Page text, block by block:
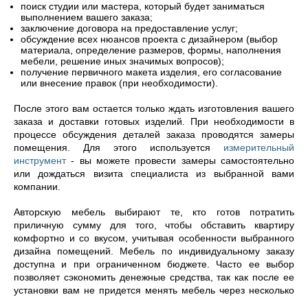
поиск студии или мастера, который будет заниматься
выполнением вашего заказа;
заключение договора на предоставление услуг;
обсуждение всех нюансов проекта с дизайнером (выбор
материала, определение размеров, формы, наполнения
мебели, решение иных значимых вопросов);
получение первичного макета изделия, его согласование
или внесение правок (при необходимости).
После этого вам остается только ждать изготовления вашего
заказа и доставки готовых изделий. При необходимости в
процессе обсуждения деталей заказа проводятся замеры
помещения. Для этого используется измерительный
инструмент- вы можете провести замеры самостоятельно
или дождаться визита специалиста из выбранной вами
компании.
Авторскую мебель выбирают те, кто готов потратить
приличную сумму для того, чтобы обставить квартиру
комфортно и со вкусом, учитывая особенности выбранного
дизайна помещений. Мебель по индивидуальному заказу
доступна и при ограниченном бюджете. Часто ее выбор
позволяет сэкономить денежные средства, так как после ее
установки вам не придется менять мебель через несколько